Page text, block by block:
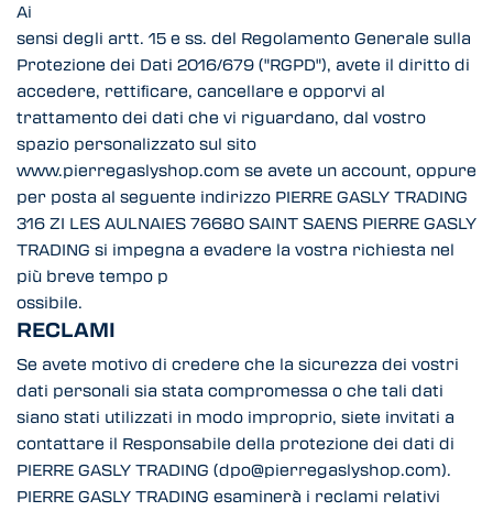
Ai
sensi degli artt. 15 e ss. del Regolamento Generale sulla
Protezione dei Dati 2016/679 ("RGPD"), avete il diritto di
accedere, rettificare, cancellare e opporvi al
trattamento dei dati che vi riguardano, dal vostro
spazio personalizzato sul sito
www.pierregaslyshop.com se avete un account, oppure
per posta al seguente indirizzo PIERRE GASLY TRADING
316 ZI LES AULNAIES 76680 SAINT SAENS PIERRE GASLY
TRADING si impegna a evadere la vostra richiesta nel
più breve tempo p
ossibile.
RECLAMI
Se avete motivo di credere che la sicurezza dei vostri
dati personali sia stata compromessa o che tali dati
siano stati utilizzati in modo improprio, siete invitati a
contattare il Responsabile della protezione dei dati di
PIERRE GASLY TRADING (dpo@pierregaslyshop.com).
PIERRE GASLY TRADING esaminerà i reclami relativi